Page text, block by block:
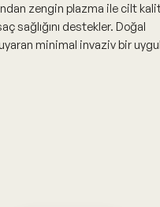
zengin plazma ile cilt
sağlığını destekler. Doğal
minimal invaziv bir